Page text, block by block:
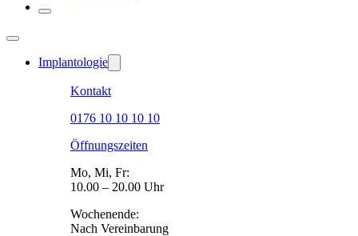
Implantologie
Kontakt
0176 10 10 10 10
Öffnungszeiten
Mo, Mi, Fr:
10.00 – 20.00 Uhr
Wochenende:
Nach Vereinbarung